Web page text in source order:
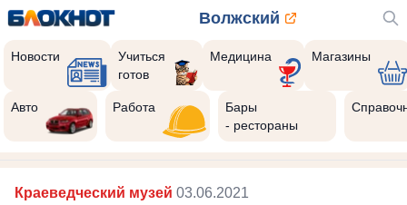
Волжский
Новости
Учиться
готов
Медицина Магазины
Авто Работа
Бары
- рестораны
Краеведческий музей 03.06.2021